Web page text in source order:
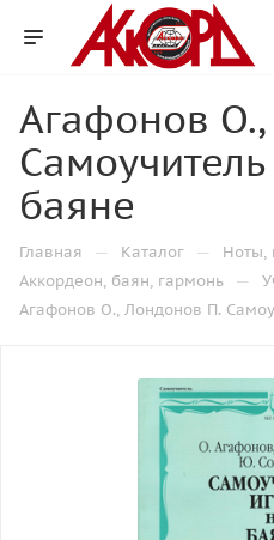
Агафонов
баяне
Главная — Каталог — Ноты,
Аккордеон, баян, гармонь —
Агафонов О., Лондонов П.